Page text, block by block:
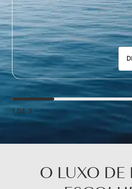
1 DE 3
O LUXO DE